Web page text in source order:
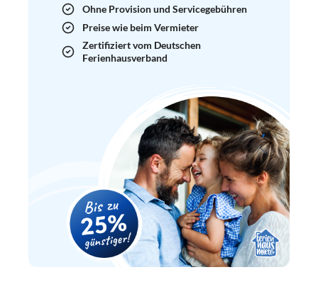
Ohne Provision und Servicegebühren
Preise wie beim Vermieter
Zertifiziert vom Deutschen
Ferienhausverband